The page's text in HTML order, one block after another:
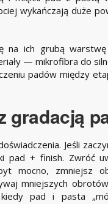
wykańczają duże
na ich grubą
— mikrofibra do
padów między
gradacją
Jeśli
pad + finish. Zwróć
mocno, zmniejsz
mniejszych
pad i pasta